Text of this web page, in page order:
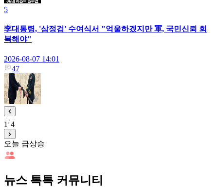
5
李대통령, '삼정검' 수여식서 "억울하겠지만 軍, 국민신뢰 회
복해야"
2026-08-07 14:01
47
1 4
오늘 급상승
뉴스 톡톡 커뮤니티